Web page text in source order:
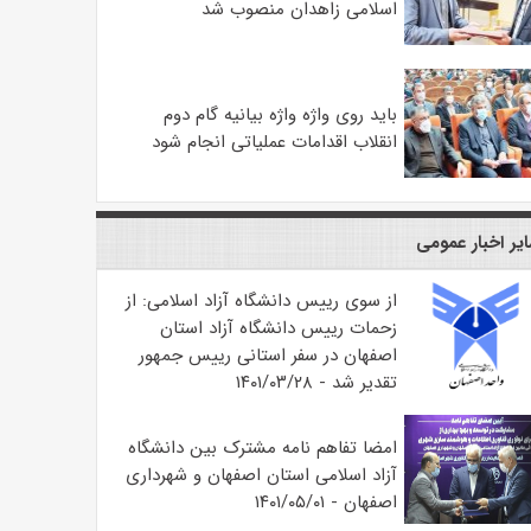
اسلامی زاهدان منصوب شد
باید روی واژه واژه بیانیه گام دوم
انقلاب اقدامات عملیاتی انجام شود
اخبار عمومی
از سوی رییس دانشگاه آزاد اسلامی: از
زحمات رییس دانشگاه آزاد استان
اصفهان در سفر استانی رییس جمهور
تقدیر شد - ۱۴۰۱/۰۳/۲۸
امضا تفاهم نامه مشترک بین دانشگاه
آزاد اسلامی استان اصفهان و شهرداری
اصفهان - ۱۴۰۱/۰۵/۰۱